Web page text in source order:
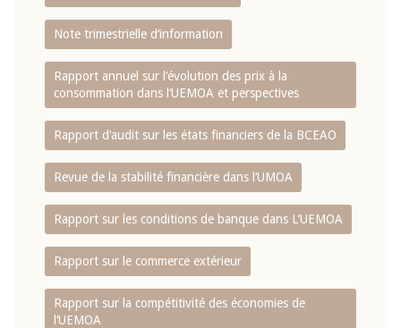
Note trimestrielle d‘information
Rapport annuel sur l‘évolution des prix à la
consommation dans l‘UEMOA et perspectives
Rapport d‘audit sur les états financiers de la BCEAO
Revue de la stabilité financière dans l‘UMOA
Rapport sur les conditions de banque dans L‘UEMOA
Rapport sur le commerce extérieur
Rapport sur la compétitivité des économies de
l‘UEMOA